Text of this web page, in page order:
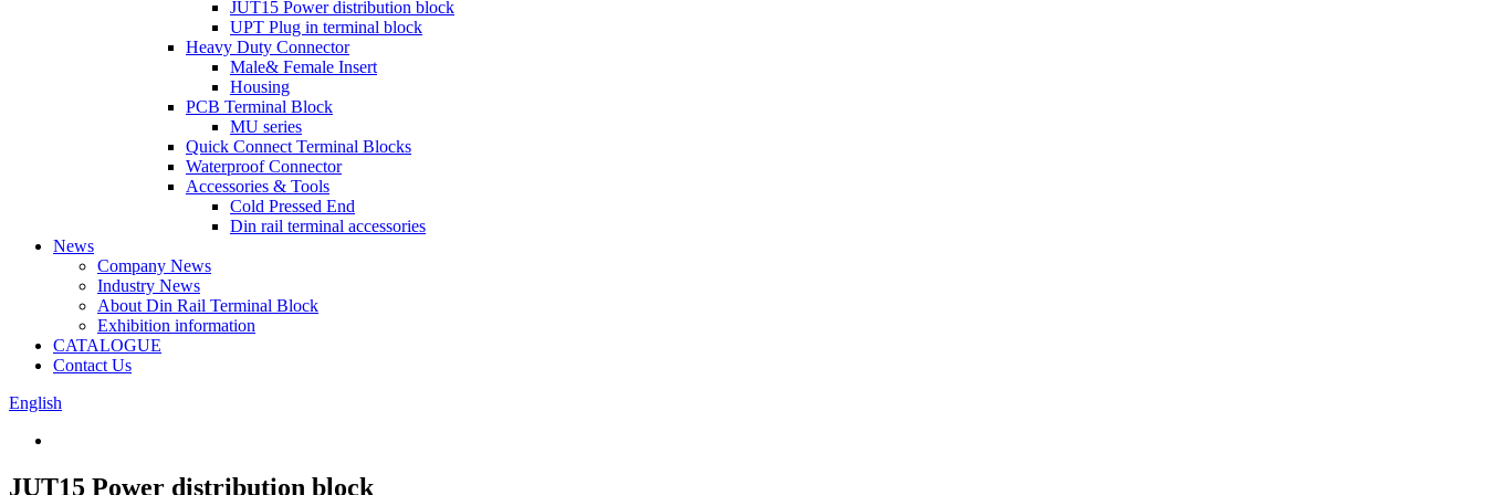
JUT15 Power distribution block
UPT Plug in terminal block
Heavy Duty Connector
Male& Female Insert
Housing
PCB Terminal Block
MU series
Quick Connect Terminal Blocks
Waterproof Connector
Accessories & Tools
Cold Pressed End
Din rail terminal accessories
News
Company News
Industry News
About Din Rail Terminal Block
Exhibition information
CATALOGUE
Contact Us
English
JUT15 Power distribution block